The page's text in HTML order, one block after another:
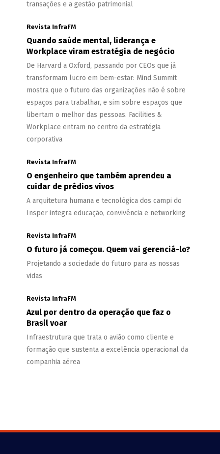
transações e a gestão patrimonial
Revista InfraFM
Quando saúde mental, liderança e
Workplace viram estratégia de negócio
De Harvard a Oxford, passando por CEOs que já
transformam lucro em bem-estar: Mind Summit
mostra que o futuro das organizações não é sobre
espaços para trabalhar, e sim sobre espaços que
libertam o melhor das pessoas. Facilities &
Workplace entram no centro da estratégia
corporativa
Revista InfraFM
O engenheiro que também aprendeu a
cuidar de prédios vivos
A arquitetura humana e tecnológica dos campi do
Insper integra educação, convivência e networking
Revista InfraFM
O futuro já começou. Quem vai gerenciá-lo?
Projetando a sociedade do futuro para as nossas
vidas
Revista InfraFM
Azul por dentro da operação que faz o
Brasil voar
Infraestrutura que trata o avião como cliente e
formação que sustenta a excelência operacional da
companhia aérea